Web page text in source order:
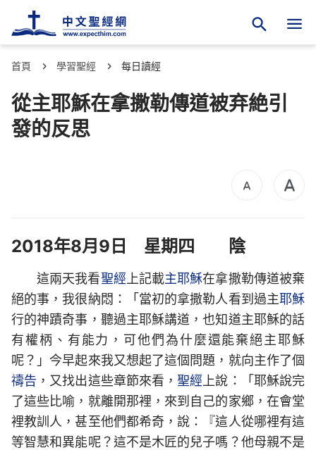
首頁 學習聖經 每日讀經
從主耶穌在拿撒勒傳道被弃絶引
發的反思
2018年8月9日 星期四 陰
這兩天我看聖經 上記載主耶穌在拿撒勒傳道被棄
絕的事，我很納悶：「當初的拿撒勒人看到過主耶穌
行的神蹟奇事，聽過主耶穌講道，也知道主耶穌的話
有權柄、有能力，可他們為什麼還能棄絕主耶穌
呢？」今早起來我又想起了這個問題，就向主作了個
禱告 ，又找出這些章節來看，聖經 上說：「耶穌說完
了這些比喻，就離開那裡，來到自己的家鄉，在會堂
裡教訓人，甚至他們都希奇，說：『這人從哪裡有這
等智慧和異能呢？這不是木匠的兒子嗎？他母親不是